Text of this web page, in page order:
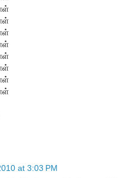
at 3:03 PM